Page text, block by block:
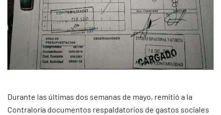
Durante las últimas dos semanas de mayo, remitió a la
Contraloría documentos respaldatorios de gastos sociales